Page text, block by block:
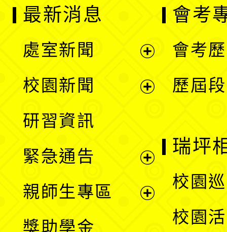
最新消息
處室新聞
單
校園新聞
選
單
研習資訊
緊急通告
親師生專區
獎助學金
會考
會考
歷屆
瑞坪
校園
校園